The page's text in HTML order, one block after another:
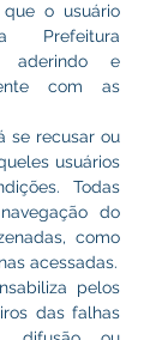
o usuário
aderindo e
com as
se recusar ou
usuários
Todas
do
como
acessadas.
pelos
das falhas